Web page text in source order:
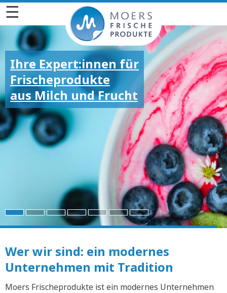
☰
Ihre Expert:innen für
Frischeprodukte
aus Milch und Frucht
Für die großen und
kleinen Emotionen
Wer wir sind: ein modernes
Unternehmen mit Tradition
Moers Frischeprodukte ist ein modernes Unternehmen